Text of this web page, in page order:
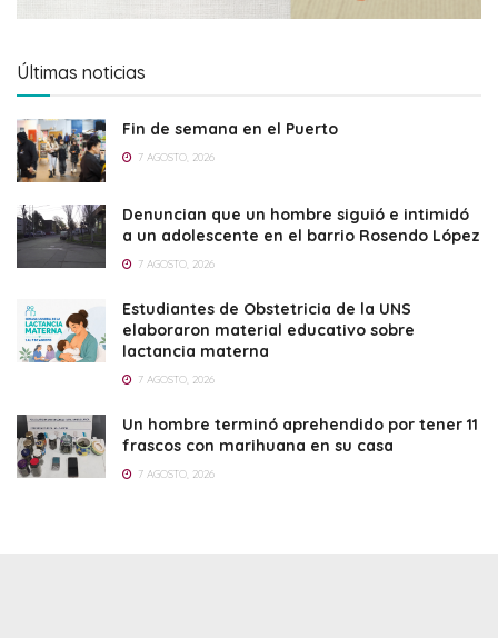
Últimas noticias
Fin de semana en el Puerto
7 AGOSTO, 2026
Denuncian que un hombre siguió e intimidó
a un adolescente en el barrio Rosendo López
7 AGOSTO, 2026
Estudiantes de Obstetricia de la UNS
elaboraron material educativo sobre
lactancia materna
7 AGOSTO, 2026
Un hombre terminó aprehendido por tener 11
frascos con marihuana en su casa
7 AGOSTO, 2026